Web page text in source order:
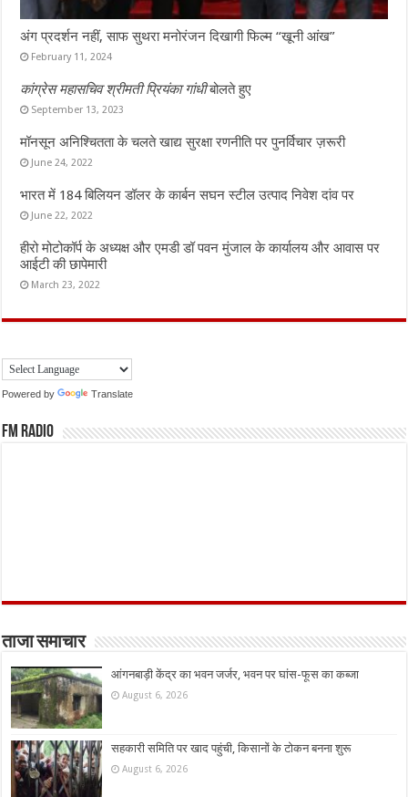
अंग प्रदर्शन नहीं, साफ सुथरा मनोरंजन दिखागी फिल्म “खूनी आंख”
February 11, 2024
कांग्रेस महासचिव श्रीमती प्रियंका गांधीबोलते हुए
September 13, 2023
मॉनसून अनिश्चितता के चलते खाद्य सुरक्षा रणनीति पर पुनर्विचार ज़रूरी
June 24, 2022
भारत में 184 बिलियन डॉलर के कार्बन सघन स्टील उत्पाद निवेश दांव पर
June 22, 2022
हीरो मोटोकॉर्प के अध्यक्ष और एमडी डॉ पवन मुंजाल के कार्यालय और आवास पर
आईटी की छापेमारी
March 23, 2022
Powered by Translate
FM Radio
ताजा समाचार
आंगनबाड़ी केंद्र का भवन जर्जर, भवन पर घांस-फूस का कब्जा
August 6, 2026
सहकारी समिति पर खाद पहुंची, किसानों के टोकन बनना शुरू
August 6, 2026